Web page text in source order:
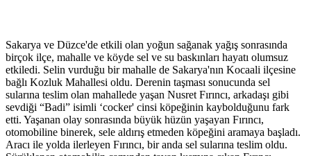
Sakarya ve Düzce'de etkili olan yoğun sağanak yağış sonrasında
birçok ilçe, mahalle ve köyde sel ve su baskınları hayatı olumsuz
etkiledi. Selin vurduğu bir mahalle de Sakarya'nın Kocaali ilçesine
bağlı Kozluk Mahallesi oldu. Derenin taşması sonucunda sel
sularına teslim olan mahallede yaşan Nusret Fırıncı, arkadaşı gibi
sevdiği “Badi” isimli ‘cocker' cinsi köpeğinin kaybolduğunu fark
etti. Yaşanan olay sonrasında büyük hüzün yaşayan Fırıncı,
otomobiline binerek, sele aldırış etmeden köpeğini aramaya başladı.
Aracı ile yolda ilerleyen Fırıncı, bir anda sel sularına teslim oldu.